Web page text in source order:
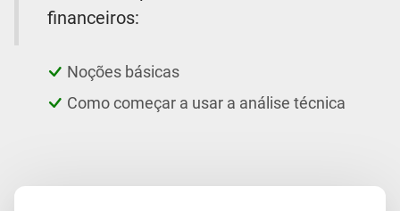
financeiros:
Noções básicas
Como começar a usar a análise técnica